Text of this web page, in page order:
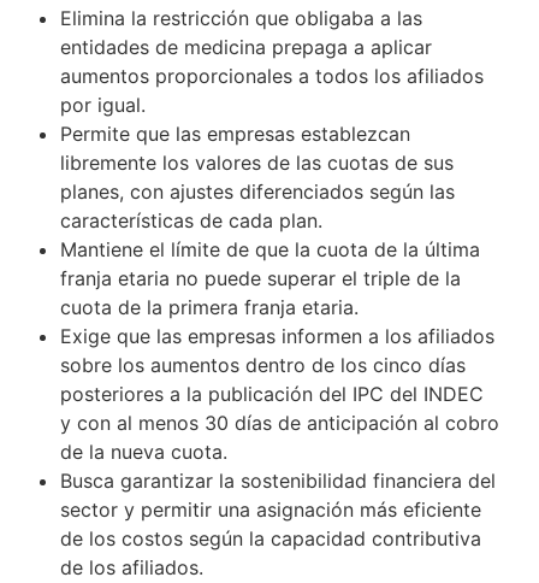
Elimina la restricción que obligaba a las
entidades de medicina prepaga a aplicar
aumentos proporcionales a todos los afiliados
por igual.
Permite que las empresas establezcan
libremente los valores de las cuotas de sus
planes, con ajustes diferenciados según las
características de cada plan.
Mantiene el límite de que la cuota de la última
franja etaria no puede superar el triple de la
cuota de la primera franja etaria.
Exige que las empresas informen a los afiliados
sobre los aumentos dentro de los cinco días
posteriores a la publicación del IPC del INDEC
y con al menos 30 días de anticipación al cobro
de la nueva cuota.
Busca garantizar la sostenibilidad financiera del
sector y permitir una asignación más eficiente
de los costos según la capacidad contributiva
de los afiliados.